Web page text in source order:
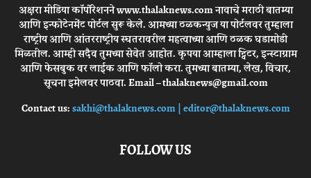
अक्षरा मीडिया कॉर्पोरेशनने www.thalaknews.com नावाचे मराठी बातम्या
आणि इन्फोटेनमेंट पोर्टल सुरू केले. आमच्या ठळकन्युज या पोर्टलवर तुम्हाला
राष्ट्रीय आणि आंतरराष्ट्रीय स्घतरावरील महत्वाच्या आणि ठळक घडामोडी
मिळतील. आम्ही सदैव तुमच्या सेवेत आहोत. कृपया आम्हाला ट्विटर, इन्स्टाग्राम
आणि फेसबुक वर लाईक आणि फॉलो करा. तुमच्या बातम्या, लेख, विचार,
सूचना इमेलवर पाठवा. Email – thalaknews@gmail.com
Contact us:sakhi@thalaknews.com | editor@thalaknews.com
FOLLOW US